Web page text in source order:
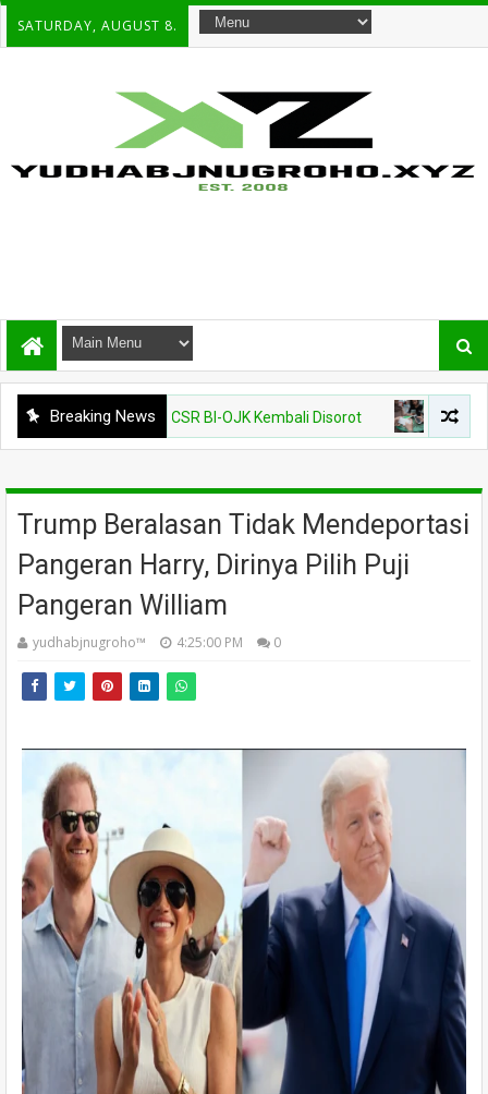
SATURDAY, AUGUST 8.
Breaking News
Warjiyo, Kasus CSR BI-OJK Kembali Disorot VIRAL Kritik
Trump Beralasan Tidak Mendeportasi
Pangeran Harry, Dirinya Pilih Puji
Pangeran William
yudhabjnugroho™️ 4:25:00 PM 0